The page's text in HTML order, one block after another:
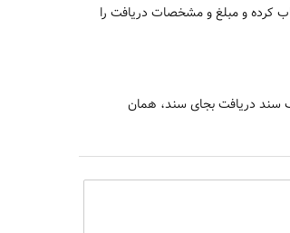
کرده و مبلغ و مشخصات دریافت را
سند دریافت بجای سند، همان